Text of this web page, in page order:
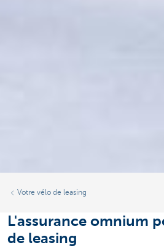
Votre vélo de leasing
L'assurance omnium
de leasing